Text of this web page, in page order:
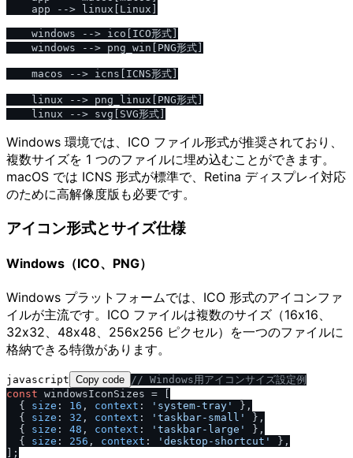
    app --> linux[Linux]
    windows --> ico[ICO形式]
    windows --> png_win[PNG形式]
    macos --> icns[ICNS形式]
    linux --> png_linux[PNG形式]
Windows 環境では、ICO ファイル形式が推奨されており、
複数サイズを 1 つのファイルに埋め込むことができます。
macOS では ICNS 形式が標準で、Retina ディスプレイ対応
のために高解像度版も必要です。
アイコン形式とサイズ仕様
Windows（ICO、PNG）
Windows プラットフォームでは、ICO 形式のアイコンファ
イルが主流です。ICO ファイルは複数のサイズ（16x16、
32x32、48x48、256x256 ピクセル）を一つのファイルに
格納できる特徴があります。
javascript Copy code // Windows用アイコンサイズ設定例
const windowsIconSizes = [
  {
size : 16 , context : 'system-tray'
},
  {
size : 32 , context : 'taskbar-small'
},
  {
size : 48 , context : 'taskbar-large'
},
  {
size : 256 , context : 'desktop-shortcut'
},